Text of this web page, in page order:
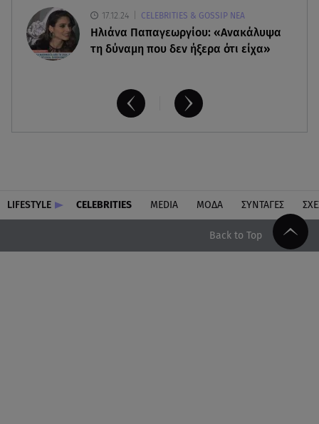
17.12.24 CELEBRITIES & GOSSIP ΝΕΑ
Ηλιάνα Παπαγεωργίου: «Ανακάλυψα
τη δύναμη που δεν ήξερα ότι είχα»
LIFESTYLE CELEBRITIES MEDIA ΜΟΔΑ ΣΥΝΤΑΓΕΣ
Back to Top